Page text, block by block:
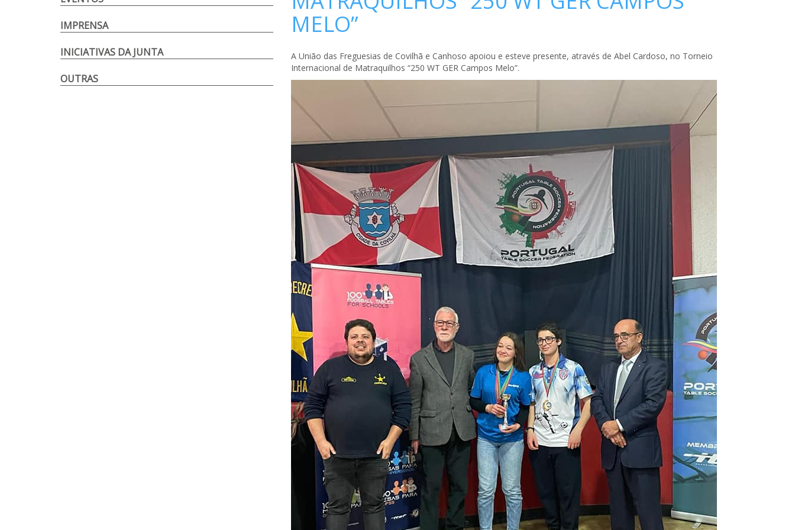
IMPRENSA
INICIATIVAS DA JUNTA
OUTRAS
MELO”
A União das Freguesias de Covilhã e Canhoso apoiou e esteve presente, através de Abel Cardoso, no Torneio
Internacional de Matraquilhos “250 WT GER Campos Melo”.